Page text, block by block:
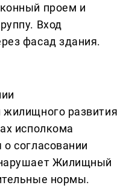
проем и
Вход
фасад здания.
жилищного развития
исполкома
о согласовании
Жилищный
нормы.